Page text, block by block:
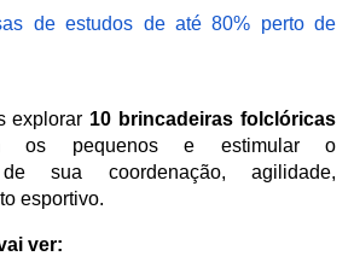
de estudos de até 80% perto de
explorar 10
os pequenos e estimular o
de sua coordenação, agilidade,
esportivo.
ver: